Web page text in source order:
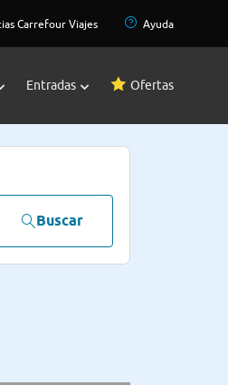
Carrefour Viajes Ayuda
Entradas Ofertas
Buscar